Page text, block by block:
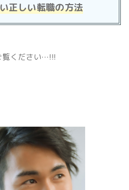
正しい転職の方法
覧ください…!!!